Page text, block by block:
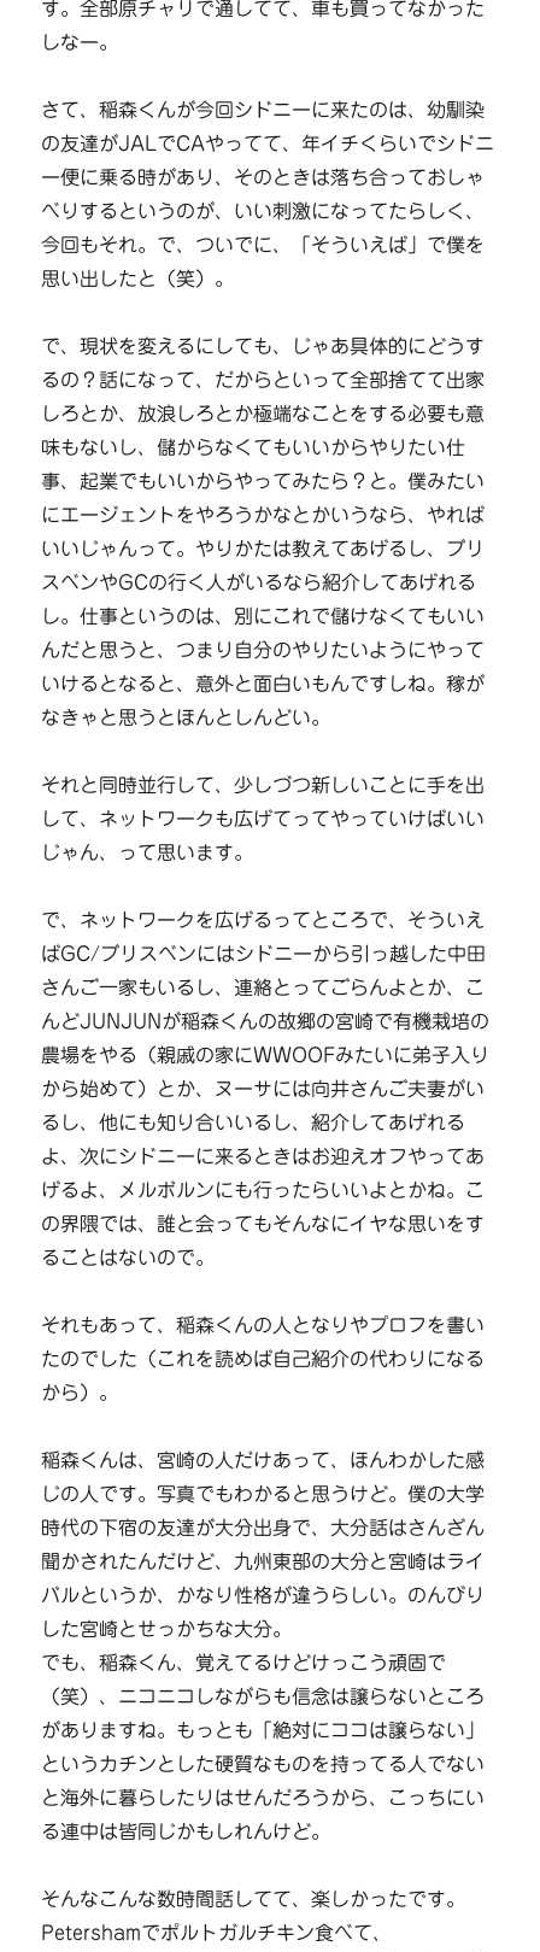
す。全部原チャリで通してて、車も買ってなかった
しなー。
さて、稲森くんが今回シドニーに来たのは、幼馴染
の友達がJALでCAやってて、年イチくらいでシドニ
ー便に乗る時があり、そのときは落ち合っておしゃ
べりするというのが、いい刺激になってたらしく、
今回もそれ。で、ついでに、「そういえば」で僕を
思い出したと（笑）。
で、現状を変えるにしても、じゃあ具体的にどうす
るの？話になって、だからといって全部捨てて出家
しろとか、放浪しろとか極端なことをする必要も意
味もないし、儲からなくてもいいからやりたい仕
事、起業でもいいからやってみたら？と。僕みたい
にエージェントをやろうかなとかいうなら、やれば
いいじゃんって。やりかたは教えてあげるし、ブリ
スベンやGCの行く人がいるなら紹介してあげれる
し。仕事というのは、別にこれで儲けなくてもいい
んだと思うと、つまり自分のやりたいようにやって
いけるとなると、意外と面白いもんですしね。稼が
なきゃと思うとほんとしんどい。
それと同時並行して、少しづつ新しいことに手を出
して、ネットワークも広げてってやっていけばいい
じゃん、って思います。
で、ネットワークを広げるってところで、そういえ
ばGC/ブリスベンにはシドニーから引っ越した中田
さんご一家もいるし、連絡とってごらんよとか、こ
んどJUNJUNが稲森くんの故郷の宮崎で有機栽培の
農場をやる（親戚の家にWWOOFみたいに弟子入り
から始めて）とか、ヌーサには向井さんご夫妻がい
るし、他にも知り合いいるし、紹介してあげれる
よ、次にシドニーに来るときはお迎えオフやってあ
げるよ、メルボルンにも行ったらいいよとかね。こ
の界隈では、誰と会ってもそんなにイヤな思いをす
ることはないので。
それもあって、稲森くんの人となりやプロフを書い
たのでした（これを読めば自己紹介の代わりになる
から）。
稲森くんは、宮崎の人だけあって、ほんわかした感
じの人です。写真でもわかると思うけど。僕の大学
時代の下宿の友達が大分出身で、大分話はさんざん
聞かされたんだけど、九州東部の大分と宮崎はライ
バルというか、かなり性格が違うらしい。のんびり
した宮崎とせっかちな大分。
でも、稲森くん、覚えてるけどけっこう頑固で
（笑）、ニコニコしながらも信念は譲らないところ
がありますね。もっとも「絶対にココは譲らない」
というカチンとした硬質なものを持ってる人でない
と海外に暮らしたりはせんだろうから、こっちにい
る連中は皆同じかもしれんけど。
そんなこんな数時間話してて、楽しかったです。
Petershamでポルトガルチキン食べて、